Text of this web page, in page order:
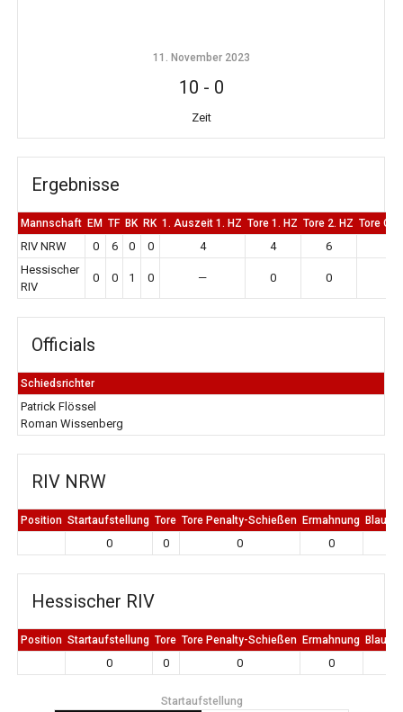
11. November 2023
10 - 0
Zeit
Ergebnisse
Mannschaft EM TF BK RK 1. Auszeit 1. HZ Tore 1. HZ Tore 2. HZ Tore
RIV NRW 0 6 0 0 4 4 6
Hessischer
RIV
0 0 1 0 — 0 0
Officials
Schiedsrichter
Patrick Flössel
Roman Wissenberg
RIV NRW
Position Startaufstellung Tore Tore Penalty-Schießen Ermahnung Blaue
0 0 0 0
Hessischer RIV
Position Startaufstellung Tore Tore Penalty-Schießen Ermahnung Blaue
0 0 0 0
Startaufstellung